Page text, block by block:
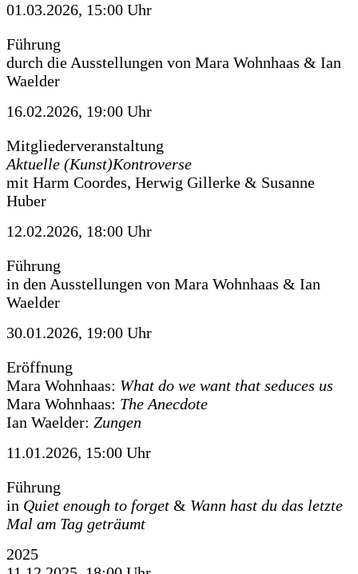
01.03.2026, 15:00 Uhr
Führung
durch die Ausstellungen von Mara Wohnhaas & Ian
Waelder
16.02.2026, 19:00 Uhr
Mitgliederveranstaltung
Aktuelle (Kunst)Kontroverse
mit Harm Coordes, Herwig Gillerke & Susanne
Huber
12.02.2026, 18:00 Uhr
Führung
in den Ausstellungen von Mara Wohnhaas & Ian
Waelder
30.01.2026, 19:00 Uhr
Eröffnung
Mara Wohnhaas: What do we want that seduces us
Mara Wohnhaas: The Anecdote
Ian Waelder: Zungen
11.01.2026, 15:00 Uhr
Führung
in Quiet enough to forget & Wann hast du das letzte
Mal am Tag geträumt
2025